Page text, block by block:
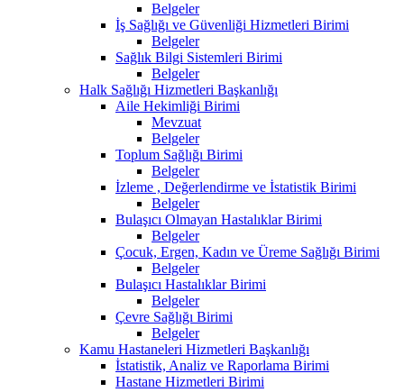
Belgeler
İş Sağlığı ve Güvenliği Hizmetleri Birimi
Belgeler
Sağlık Bilgi Sistemleri Birimi
Belgeler
Halk Sağlığı Hizmetleri Başkanlığı
Aile Hekimliği Birimi
Mevzuat
Belgeler
Toplum Sağlığı Birimi
Belgeler
İzleme , Değerlendirme ve İstatistik Birimi
Belgeler
Bulaşıcı Olmayan Hastalıklar Birimi
Belgeler
Çocuk, Ergen, Kadın ve Üreme Sağlığı Birimi
Belgeler
Bulaşıcı Hastalıklar Birimi
Belgeler
Çevre Sağlığı Birimi
Belgeler
Kamu Hastaneleri Hizmetleri Başkanlığı
İstatistik, Analiz ve Raporlama Birimi
Hastane Hizmetleri Birimi